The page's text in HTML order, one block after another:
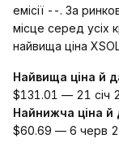
емісії --. За
місце серед усіх
найвища ціна
Найвища ціна й
$131.01 — 21 січ
Найнижча ціна й
$60.69 — 6 черв